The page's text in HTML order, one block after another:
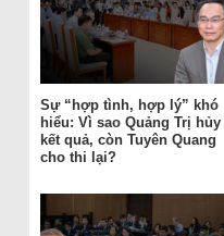
Sự “hợp tình, hợp lý” khó
hiểu: Vì sao Quảng Trị hủy
kết quả, còn Tuyên Quang
cho thi lại?